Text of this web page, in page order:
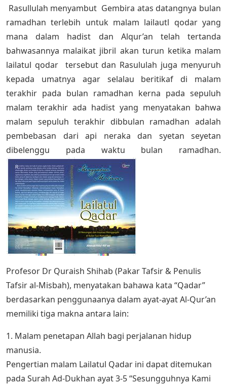
Rasullulah menyambut Gembira atas datangnya bulan
ramadhan terlebih untuk malam lailautl qodar yang
mana dalam hadist dan Alqur’an telah tertanda
bahwasannya malaikat jibril akan turun ketika malam
lailatul qodar tersebut dan Rasululah juga menyuruh
kepada umatnya agar selalau beritikaf di malam
terakhir pada bulan ramadhan kerna pada sepuluh
malam terakhir ada hadist yang menyatakan bahwa
malam sepuluh terakhir dibbulan ramadhan adalah
pembebasan dari api neraka dan syetan seyetan
dibelenggu pada waktu bulan ramadhan.
Profesor Dr Quraish Shihab (Pakar Tafsir & Penulis
Tafsir al-Misbah), menyatakan bahawa kata “Qadar”
berdasarkan penggunaanya dalam ayat-ayat Al-Qur’an
memiliki tiga makna antara lain:
1. Malam penetapan Allah bagi perjalanan hidup
manusia.
Pengertian malam Lailatul Qadar ini dapat ditemukan
pada Surah Ad-Dukhan ayat 3-5 “Sesungguhnya Kami